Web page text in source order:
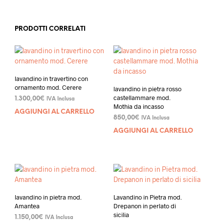
PRODOTTI CORRELATI
lavandino in travertino con
ornamento mod. Cerere
1.300,00€ IVA Inclusa
AGGIUNGI AL CARRELLO
lavandino in pietra rosso
castellammare mod.
Mothia da incasso
850,00€ IVA Inclusa
AGGIUNGI AL CARRELLO
lavandino in pietra mod.
Amantea
1.150,00€ IVA Inclusa
Lavandino in Pietra mod.
Drepanon in perlato di
sicilia